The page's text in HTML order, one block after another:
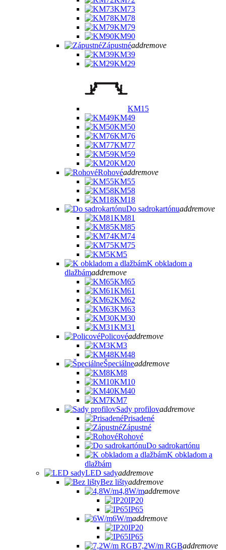
KM73
KM78
KM79
KM90
Zápustnéaddremove
KM39
KM29
KM15
KM49
KM50
KM76
KM77
KM59
KM20
Rohovéaddremove
KM55
KM58
KM18
Do sadrokartónuaddremove
KM81
KM85
KM74
KM75
KM5
K obkladom a
dlažbámaddremove
KM65
KM61
KM62
KM63
KM30
KM31
Policovéaddremove
KM3
KM48
Špeciálneaddremove
KM8
KM10
KM40
KM7
Sady profilovaddremove
Prisadené
Zápustné
Rohové
Do sadrokartónu
K obkladom a
dlažbám
LED sadyaddremove
Bez lištyaddremove
4,8W/maddremove
IP20
IP65
6W/maddremove
IP20
IP65
7,2W/m RGBaddremove